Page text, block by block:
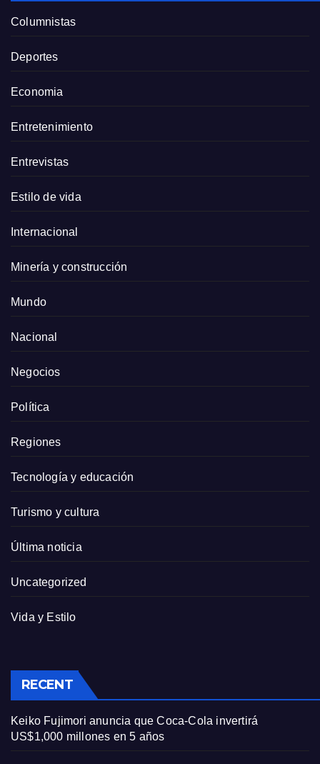
Columnistas
Deportes
Economia
Entretenimiento
Entrevistas
Estilo de vida
Internacional
Minería y construcción
Mundo
Nacional
Negocios
Política
Regiones
Tecnología y educación
Turismo y cultura
Última noticia
Uncategorized
Vida y Estilo
RECENT
Keiko Fujimori anuncia que Coca-Cola invertirá
US$1,000 millones en 5 años